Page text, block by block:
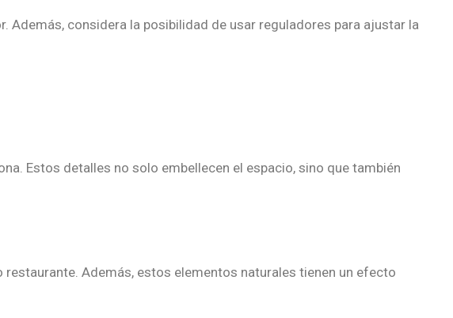
Además, considera la posibilidad de usar reguladores para ajustar la
Estos detalles no solo embellecen el espacio, sino que también
Además, estos elementos naturales tienen un efecto